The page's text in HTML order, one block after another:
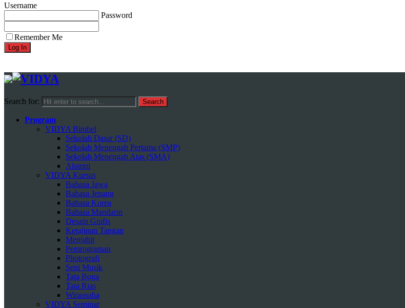
Username
Password
Remember Me
Search for:
Program
VIDYA Bimbel
Sekolah Dasar (SD)
Sekolah Menengah Pertama (SMP)
Sekolah Menengah Atas (SMA)
Alumni
VIDYA Kursus
Bahasa Jawa
Bahasa Jepang
Bahasa Korea
Bahasa Mandarin
Desain Grafis
Kerajinan Tangan
Menjahit
Pemrograman
Photografi
Seni Musik
Tata Boga
Tata Rias
Wirausaha
VIDYA Seminar